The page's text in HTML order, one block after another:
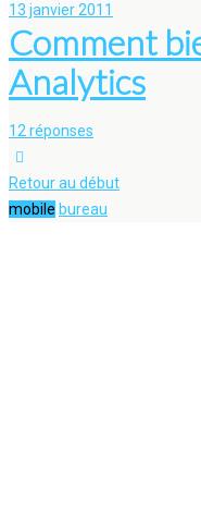
13 janvier 2011
Comment
Analytics
12 réponses
Retour au début
mobile bureau